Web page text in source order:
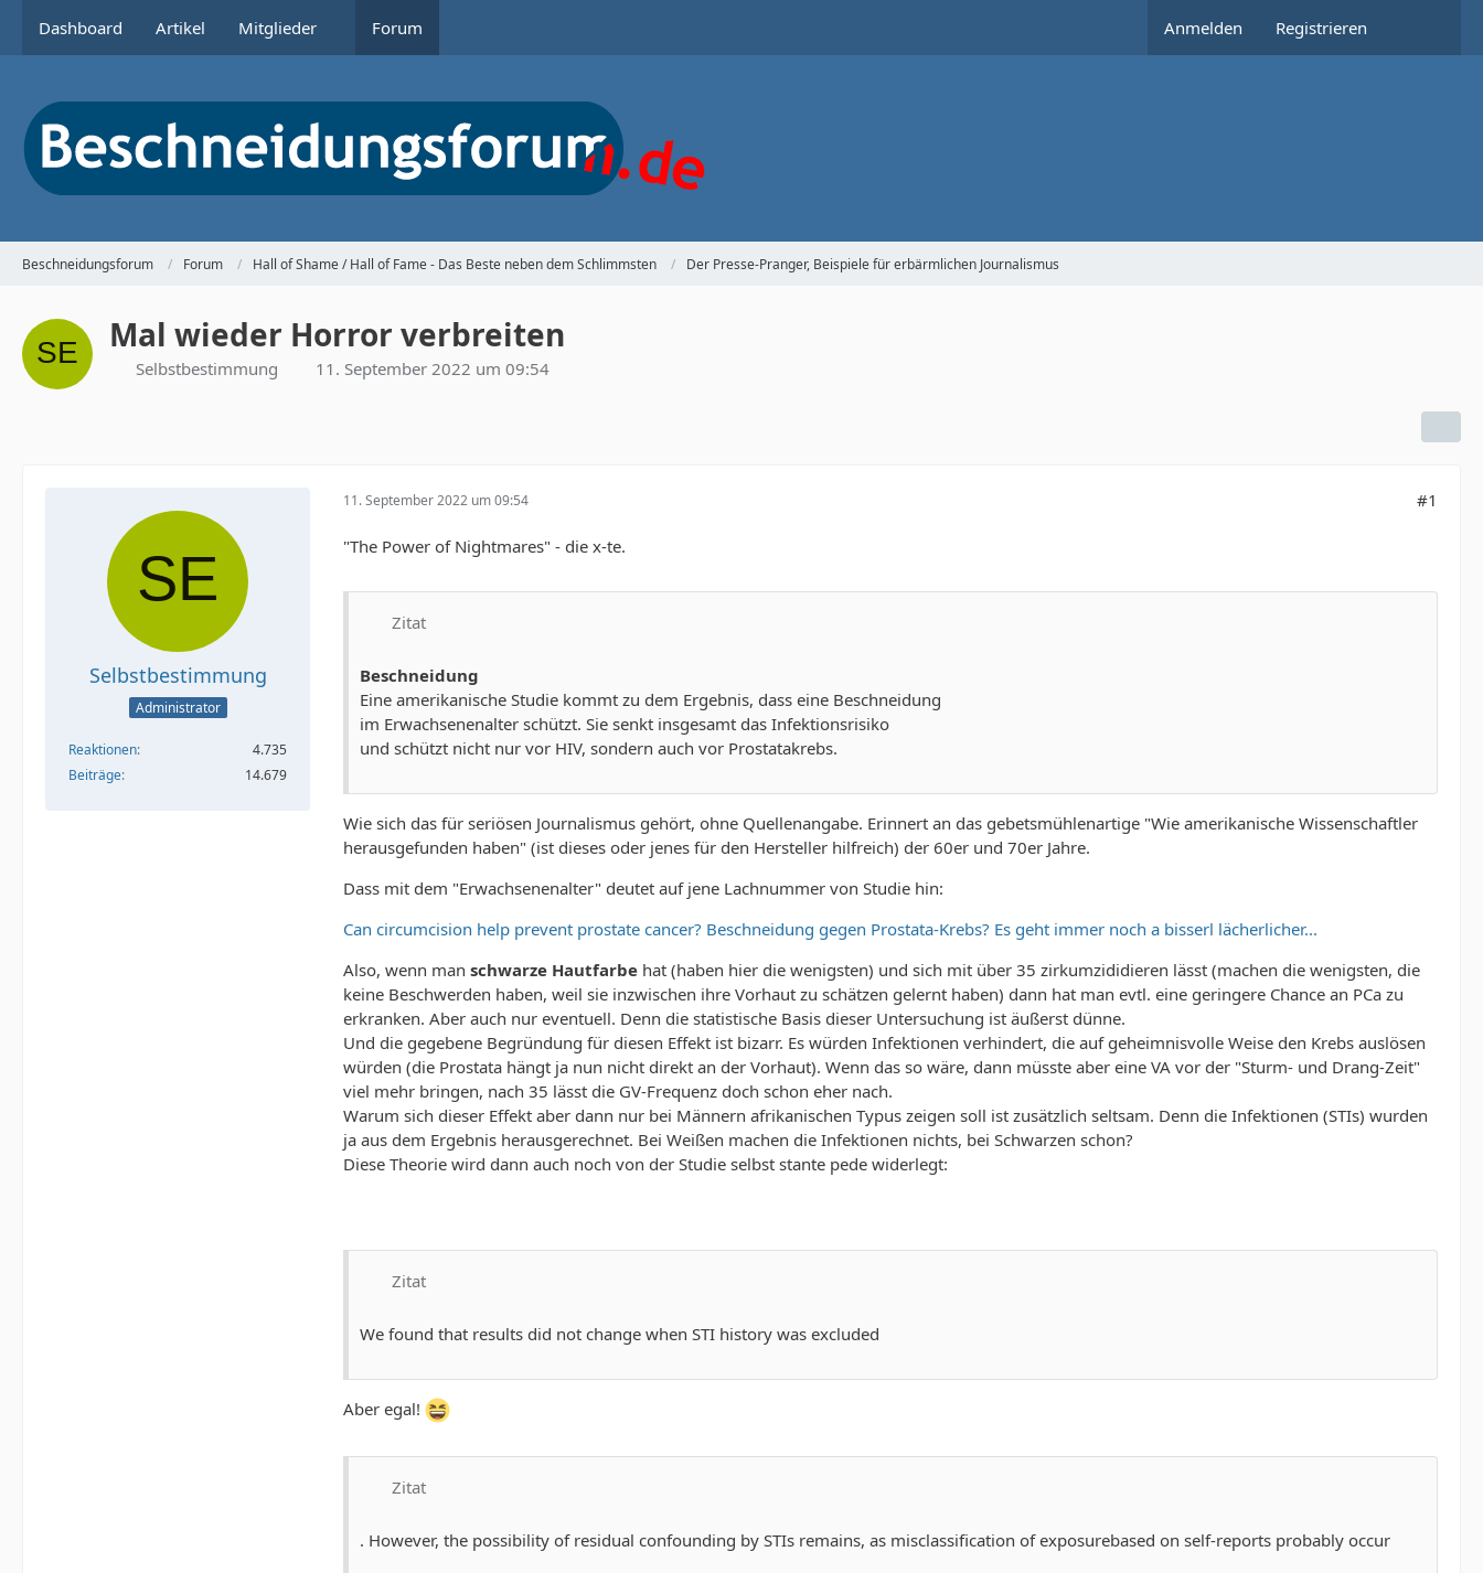
Dashboard Artikel Mitglieder Forum Anmelden Registrieren
Beschneidungsforum Forum Hall of Shame / Hall of Fame - Das Beste neben dem Schlimmsten Der Presse-Pranger, Beispiele für erbärmlichen Journalismus
Mal wieder Horror verbreiten
Selbstbestimmung 11. September 2022 um 09:54
Selbstbestimmung
Administrator
Reaktionen
4.735
Beiträge
14.679
11. September 2022 um 09:54 #1
"The Power of Nightmares" - die x-te.
Zitat
Beschneidung
Eine amerikanische Studie kommt zu dem Ergebnis, dass eine Beschneidung
im Erwachsenenalter schützt. Sie senkt insgesamt das Infektionsrisiko
und schützt nicht nur vor HIV, sondern auch vor Prostatakrebs.
Wie sich das für seriösen Journalismus gehört, ohne Quellenangabe. Erinnert an das gebetsmühlenartige "Wie amerikanische Wissenschaftler
herausgefunden haben" (ist dieses oder jenes für den Hersteller hilfreich) der 60er und 70er Jahre.
Dass mit dem "Erwachsenenalter" deutet auf jene Lachnummer von Studie hin:
Can circumcision help prevent prostate cancer? Beschneidung gegen Prostata-Krebs? Es geht immer noch a bisserl lächerlicher...
Also, wenn man schwarze Hautfarbe hat (haben hier die wenigsten) und sich mit über 35 zirkumzididieren lässt (machen die wenigsten, die
keine Beschwerden haben, weil sie inzwischen ihre Vorhaut zu schätzen gelernt haben) dann hat man evtl. eine geringere Chance an PCa zu
erkranken. Aber auch nur eventuell. Denn die statistische Basis dieser Untersuchung ist äußerst dünne.
Und die gegebene Begründung für diesen Effekt ist bizarr. Es würden Infektionen verhindert, die auf geheimnisvolle Weise den Krebs auslösen
würden (die Prostata hängt ja nun nicht direkt an der Vorhaut). Wenn das so wäre, dann müsste aber eine VA vor der "Sturm- und Drang-Zeit"
viel mehr bringen, nach 35 lässt die GV-Frequenz doch schon eher nach.
Warum sich dieser Effekt aber dann nur bei Männern afrikanischen Typus zeigen soll ist zusätzlich seltsam. Denn die Infektionen (STIs) wurden
ja aus dem Ergebnis herausgerechnet. Bei Weißen machen die Infektionen nichts, bei Schwarzen schon?
Diese Theorie wird dann auch noch von der Studie selbst stante pede widerlegt:
Zitat
We found that results did not change when STI history was excluded
Aber egal!
Zitat
. However, the possibility of residual confounding by STIs remains, as misclassification of exposurebased on self-reports probably occur